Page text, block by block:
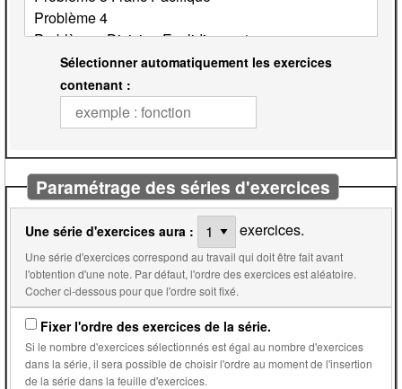
Sélectionner automatiquement les exercices
contenant :
Paramétrage des séries d'exercices
Une série d'exercices aura : exercices.
Une série d'exercices correspond au travail qui doit être fait avant
l'obtention d'une note. Par défaut, l'ordre des exercices est aléatoire.
Cocher ci-dessous pour que l'ordre soit fixé.
Fixer l'ordre des exercices de la série.
Si le nombre d'exercices sélectionnés est égal au nombre d'exercices
dans la série, il sera possible de choisir l'ordre au moment de l'insertion
de la série dans la feuille d'exercices.